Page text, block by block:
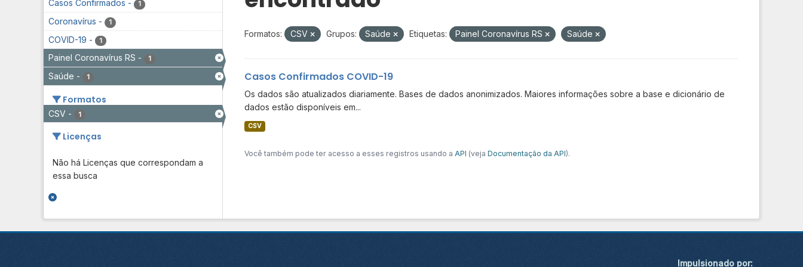
Casos Confirmados - 1
Coronavírus - 1
COVID-19 - 1
Painel Coronavírus RS - 1
Saúde - 1
Formatos
CSV - 1
Licenças
Não há Licenças que correspondam a
essa busca
Formatos: CSV Grupos: Saúde Etiquetas: Painel Coronavírus RS Saúde
Casos Confirmados COVID-19
Os dados são atualizados diariamente. Bases de dados anonimizados. Maiores informações sobre a base e dicionário de
dados estão disponíveis em...
CSV
Você também pode ter acesso a esses registros usando a API (veja Documentação da API).
Impulsionado por: